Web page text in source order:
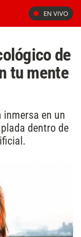
EN VIVO
de
tu mente
inmersa en un
dentro de